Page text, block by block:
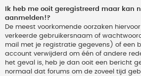
Ik heb me ooit geregistreerd maar kan
aanmelden!?
De meest voorkomende oorzaken
verkeerde gebruikersnaam of
mail met je registratie gegevens) of een
account verwijderd om één of andere
het geval is, heb je dan ooit een bericht
normaal dat forums om de zoveel tijd